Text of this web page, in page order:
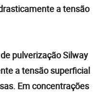
a tensão
pulverização Silway
a tensão superficial
Em concentrações